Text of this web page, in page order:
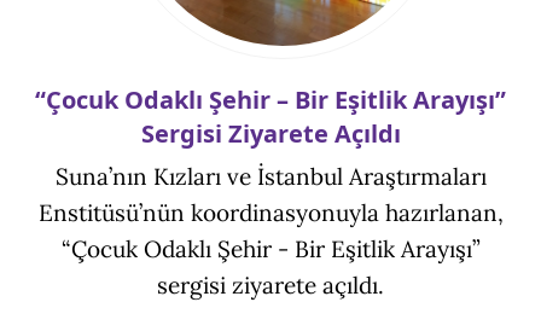
“Çocuk Odaklı Şehir – Bir Eşitlik Arayışı”
Sergisi Ziyarete Açıldı
Suna’nın Kızları ve İstanbul Araştırmaları
Enstitüsü’nün koordinasyonuyla hazırlanan,
“Çocuk Odaklı Şehir - Bir Eşitlik Arayışı”
sergisi ziyarete açıldı.